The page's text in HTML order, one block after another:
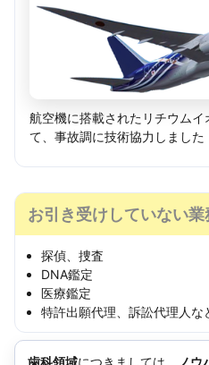
航空機に搭載されたリチウム
て、事故調に技術協力しました
お引き受けしていない業
探偵、捜査
DNA鑑定
医療鑑定
特許出願代理、訴訟代理人